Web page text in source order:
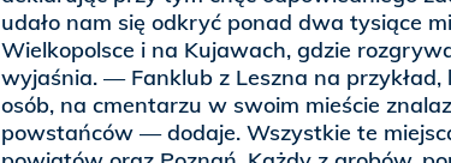
udało nam się odkryć ponad dwa tysiące
Wielkopolsce i na Kujawach, gdzie
wyjaśnia. — Fanklub z Leszna na przykład,
osób, na cmentarzu w swoim mieście
powstańców — dodaje. Wszystkie te